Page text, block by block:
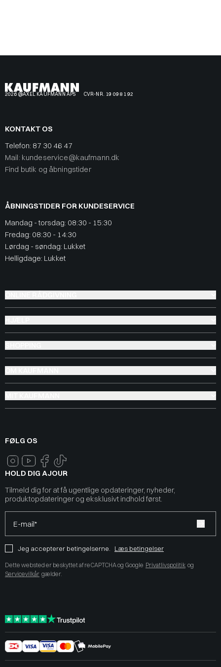
2026 @AXEL KAUFMANN APS CVR-NR. 19 09 81 92
KONTAKT OS
Telefon: 87 30 46 47
Mail: kundeservice@kaufmann.dk
Find butik og åbningstider
ÅBNINGSTIDER FOR KUNDESERVICE
Mandag - torsdag: 08:30 - 15:30
Fredag: 08:30 - 14:30
Lørdag - søndag: Lukket
Helligdage: Lukket
FØLG OS
HOLD DIG AJOUR
Tilmeld dig for at få ugentlige opdateringer, nyheder,
produktopdateringer og eksklusivt indhold først.
E-mail*
Jeg accepterer betingelserne. Læs betingelser
Dette websted er beskyttet af reCAPTCHA og Google Privatlivspolitik og
Servicevilkår gælder.